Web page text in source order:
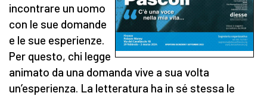
incontrare un uomo
con le sue domande
e le sue esperienze.
Per questo, chi legge
animato da una domanda vive a sua volta
un’esperienza. La letteratura ha in sé stessa le